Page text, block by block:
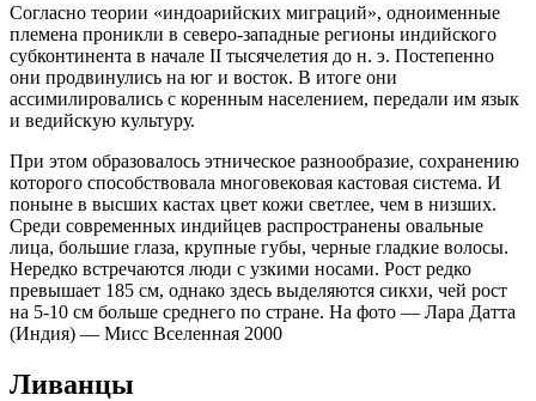
Согласно теории «индоарийских миграций», одноименные
племена проникли в северо-западные регионы индийского
субконтинента в начале II тысячелетия до н. э. Постепенно
они продвинулись на юг и восток. В итоге они
ассимилировались с коренным населением, передали им язык
и ведийскую культуру.
При этом образовалось этническое разнообразие, сохранению
которого способствовала многовековая кастовая система. И
поныне в высших кастах цвет кожи светлее, чем в низших.
Среди современных индийцев распространены овальные
лица, большие глаза, крупные губы, черные гладкие волосы.
Нередко встречаются люди с узкими носами. Рост редко
превышает 185 см, однако здесь выделяются сикхи, чей рост
на 5-10 см больше среднего по стране. На фото — Лара Датта
(Индия) — Мисс Вселенная 2000
Ливанцы